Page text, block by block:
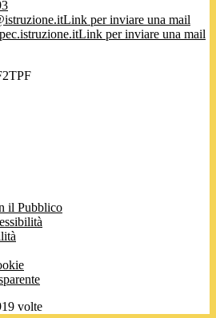
Link per inviare una mail
Link per inviare una mail
il Pubblico
volte